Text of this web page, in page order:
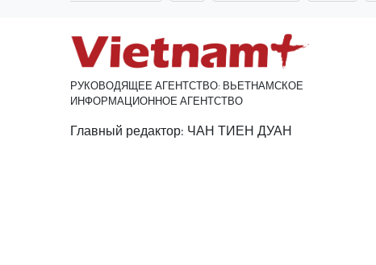
РУКОВОДЯЩЕЕ АГЕНТСТВО: ВЬЕТНАМСКОЕ
ИНФОРМАЦИОННОЕ АГЕНТСТВО
Главный редактор: ЧАН ТИЕН ДУАН